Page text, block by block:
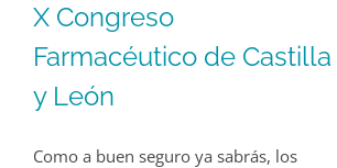
X Congreso
Farmacéutico de Castilla
y León
Como a buen seguro ya sabrás, los